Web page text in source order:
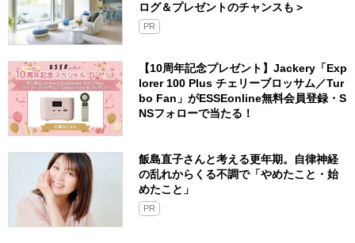
ログ＆プレゼントのチャンスも＞
PR
【10周年記念プレゼント】Jackery「Exp
lorer 100 Plus チェリーブロッサム／Tur
bo Fan」がESSEonline無料会員登録・S
NSフォローで当たる！
飯島直子さんと考える更年期。自律神経
の乱れからくる不調で「やめたこと・始
めたこと」
PR